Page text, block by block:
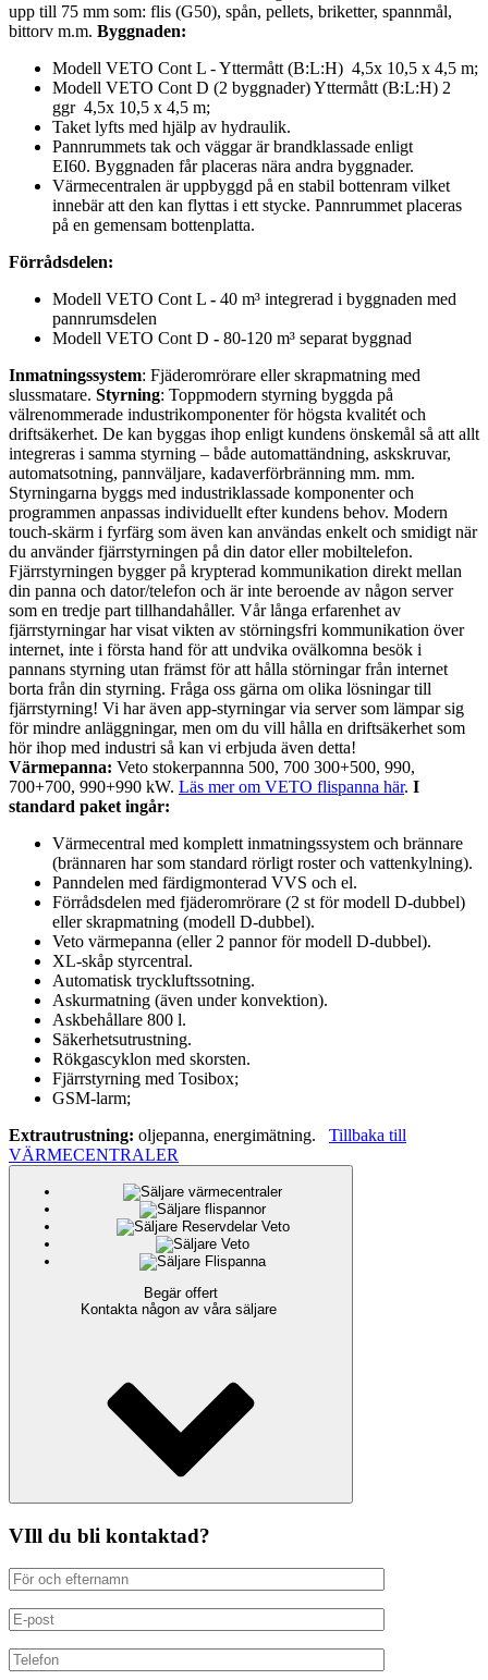
upp till 75 mm som: flis (G50), spån, pellets, briketter, spannmål,
bittorv m.m. Byggnaden:
Modell VETO Cont L - Yttermått (B:L:H) 4,5x 10,5 x 4,5 m;
Modell VETO Cont D (2 byggnader) Yttermått (B:L:H) 2
ggr 4,5x 10,5 x 4,5 m;
Taket lyfts med hjälp av hydraulik.
Pannrummets tak och väggar är brandklassade enligt
EI60. Byggnaden får placeras nära andra byggnader.
Värmecentralen är uppbyggd på en stabil bottenram vilket
innebär att den kan flyttas i ett stycke. Pannrummet placeras
på en gemensam bottenplatta.
Förrådsdelen:
Modell VETO Cont L - 40 m³ integrerad i byggnaden med
pannrumsdelen
Modell VETO Cont D - 80-120 m³ separat byggnad
Inmatningssystem: Fjäderomrörare eller skrapmatning med
slussmatare. Styrning: Toppmodern styrning byggda på
välrenommerade industrikomponenter för högsta kvalitét och
driftsäkerhet. De kan byggas ihop enligt kundens önskemål så att allt
integreras i samma styrning – både automattändning, askskruvar,
automatsotning, pannväljare, kadaverförbränning mm. mm.
Styrningarna byggs med industriklassade komponenter och
programmen anpassas individuellt efter kundens behov. Modern
touch-skärm i fyrfärg som även kan användas enkelt och smidigt när
du använder fjärrstyrningen på din dator eller mobiltelefon.
Fjärrstyrningen bygger på krypterad kommunikation direkt mellan
din panna och dator/telefon och är inte beroende av någon server
som en tredje part tillhandahåller. Vår långa erfarenhet av
fjärrstyrningar har visat vikten av störningsfri kommunikation över
internet, inte i första hand för att undvika ovälkomna besök i
pannans styrning utan främst för att hålla störningar från internet
borta från din styrning. Fråga oss gärna om olika lösningar till
fjärrstyrning! Vi har även app-styrningar via server som lämpar sig
för mindre anläggningar, men om du vill hålla en driftsäkerhet som
hör ihop med industri så kan vi erbjuda även detta!
Värmepanna: Veto stokerpannna 500, 700 300+500, 990,
700+700, 990+990 kW. Läs mer om VETO flispanna här. I
standard paket ingår:
Värmecentral med komplett inmatningssystem och brännare
(brännaren har som standard rörligt roster och vattenkylning).
Panndelen med färdigmonterad VVS och el.
Förrådsdelen med fjäderomrörare (2 st för modell D-dubbel)
eller skrapmatning (modell D-dubbel).
Veto värmepanna (eller 2 pannor för modell D-dubbel).
XL-skåp styrcentral.
Automatisk tryckluftssotning.
Askurmatning (även under konvektion).
Askbehållare 800 l.
Säkerhetsutrustning.
Rökgascyklon med skorsten.
Fjärrstyrning med Tosibox;
GSM-larm;
Extrautrustning: oljepanna, energimätning. Tillbaka till
VÄRMECENTRALER
Begär offert
Kontakta någon av våra säljare
VIll du bli kontaktad?